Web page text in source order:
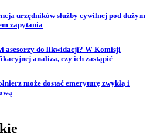
urzędników służby cywilnej pod dużym
zapytania
asesorzy do likwidacji? W Komisji
analiza, czy ich zastąpić
może dostać emeryturę zwykłą i